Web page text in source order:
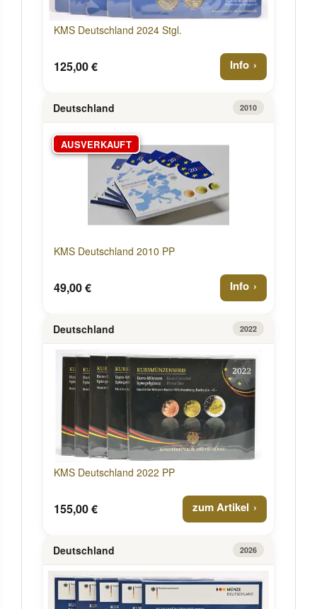
KMS Deutschland 2024 Stgl.
125,00 € Info
Deutschland 2010
AUSVERKAUFT
KMS Deutschland 2010 PP
49,00 € Info
Deutschland 2022
KMS Deutschland 2022 PP
155,00 € zum Artikel
Deutschland 2026